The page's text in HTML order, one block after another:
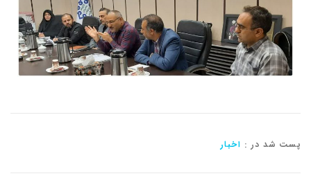
پست شد در : اخبار